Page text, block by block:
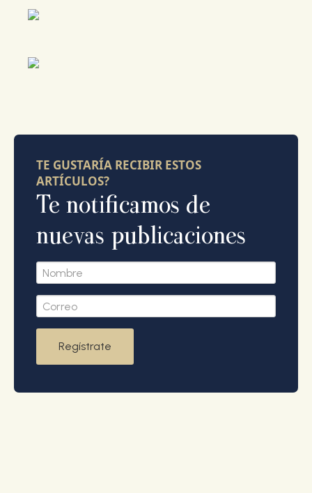
TE GUSTARÍA RECIBIR ESTOS
ARTÍCULOS?
Te notificamos de
nuevas publicaciones
Regístrate